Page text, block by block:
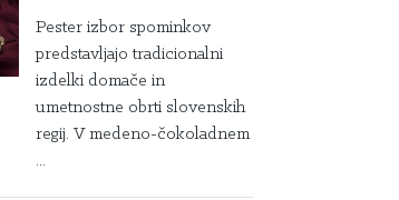
Pester izbor spominkov
predstavljajo tradicionalni
izdelki domače in
umetnostne obrti slovenskih
regij. V medeno-čokoladnem
...